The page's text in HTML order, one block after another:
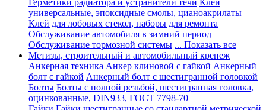
Герметики радиатора и устранители течи Клеи
универсальные, эпоксидные смолы, цианоакрилаты
Клей для лобовых стекол, наборы для ремонта
Обслуживание автомобиля в зимний период
Обслуживание тормозной системы ... Показать все
Метизы, строительный и автомобильный крепеж
Анкерная техника Анкер клиновой с гайкой Анкерный
болт с гайкой Анкерный болт с шестигранной головкой
Болты Болты с полной резьбой, шестигранная головка,
оцинкованные, DIN933, ГОСТ 7798-70